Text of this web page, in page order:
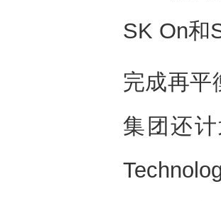
SK On和
完成再平
集团还